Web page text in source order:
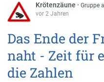
Krötenzäune ·Gruppe
vor 2 Jahren
Das Ende der
naht - Zeit für
die Zahlen